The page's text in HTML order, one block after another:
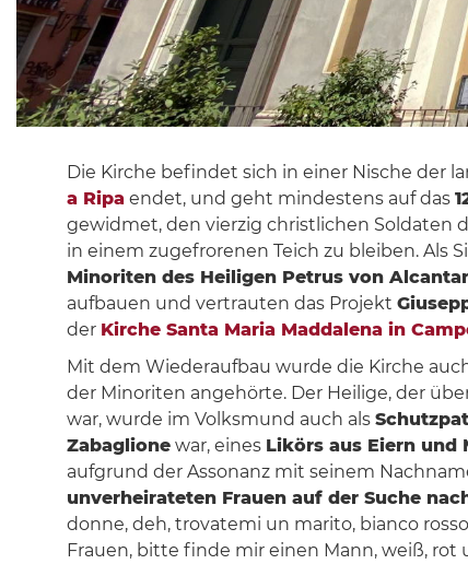
Die Kirche befindet sich in einer Nische der
a Ripaendet, und geht mindestens auf das
gewidmet, den vierzig christlichen Soldaten
in einem zugefrorenen Teich zu bleiben. Als
Minoriten des Heiligen Petrus von
aufbauen und vertrauten das Projekt
der Kirche Santa Maria Maddalena in
Mit dem Wiederaufbau wurde die Kirche
der Minoriten angehörte. Der Heilige, der
war, wurde im Volksmund auch als
Zabaglionewar, eines Likörs aus Eiern und
aufgrund der Assonanz mit seinem
unverheirateten Frauen auf der Suche
donne, deh, trovatemi un marito, bianco
Frauen, bitte finde mir einen Mann, weiß, rot